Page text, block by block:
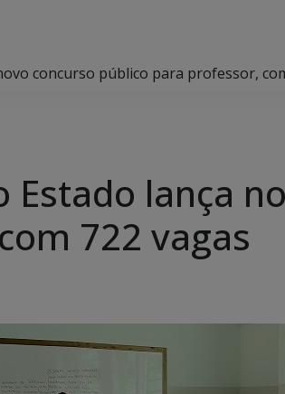
concurso público para professor,
Estado lança
722 vagas